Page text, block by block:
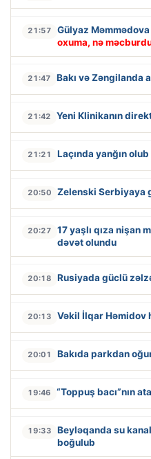
21:57 Gülyaz Məmmədova
oxuma, nə
21:47 Bakı və Zəngilanda
21:42 Yeni Klinikanın
21:21 Laçında yanğın olub
20:50 Zelenski Serbiyaya
20:27
17 yaşlı qıza nişan
dəvət olundu
20:18 Rusiyada güclü
20:13 Vəkil İlqar Həmidov
20:01 Bakıda parkdan
19:46 “Toppuş bacı”nın
19:33
Beyləqanda su
boğulub